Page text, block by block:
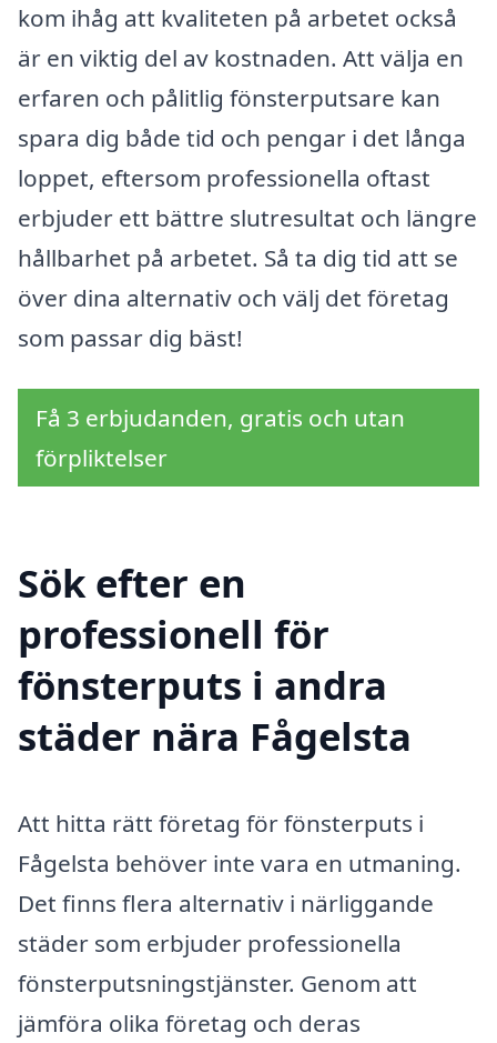
kom ihåg att kvaliteten på arbetet också
är en viktig del av kostnaden. Att välja en
erfaren och pålitlig fönsterputsare kan
spara dig både tid och pengar i det långa
loppet, eftersom professionella oftast
erbjuder ett bättre slutresultat och längre
hållbarhet på arbetet. Så ta dig tid att se
över dina alternativ och välj det företag
som passar dig bäst!
Få 3 erbjudanden, gratis och utan
förpliktelser
Sök efter en
professionell för
fönsterputs i andra
städer nära Fågelsta
Att hitta rätt företag för fönsterputs i
Fågelsta behöver inte vara en utmaning.
Det finns flera alternativ i närliggande
städer som erbjuder professionella
fönsterputsningstjänster. Genom att
jämföra olika företag och deras